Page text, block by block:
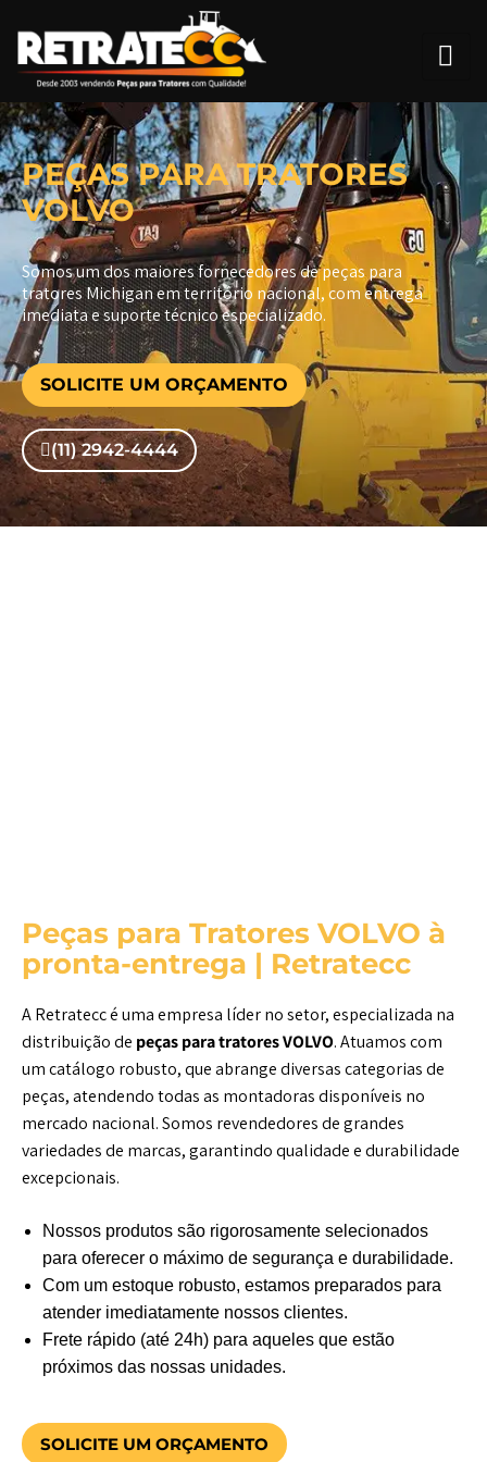
PEÇAS PARA TRATORES
VOLVO
Somos um dos maiores fornecedores de peças para
tratores Michigan em território nacional, com entrega
imediata e suporte técnico especializado.
SOLICITE UM ORÇAMENTO
(11) 2942-4444
Peças para Tratores VOLVO à
pronta-entrega | Retratecc
A Retratecc é uma empresa líder no setor, especializada na
distribuição de peças para tratores VOLVO. Atuamos com
um catálogo robusto, que abrange diversas categorias de
peças, atendendo todas as montadoras disponíveis no
mercado nacional. Somos revendedores de grandes
variedades de marcas, garantindo qualidade e durabilidade
excepcionais.
Nossos produtos são rigorosamente selecionados
para oferecer o máximo de segurança e durabilidade.
Com um estoque robusto, estamos preparados para
atender imediatamente nossos clientes.
Frete rápido (até 24h) para aqueles que estão
próximos das nossas unidades.
SOLICITE UM ORÇAMENTO